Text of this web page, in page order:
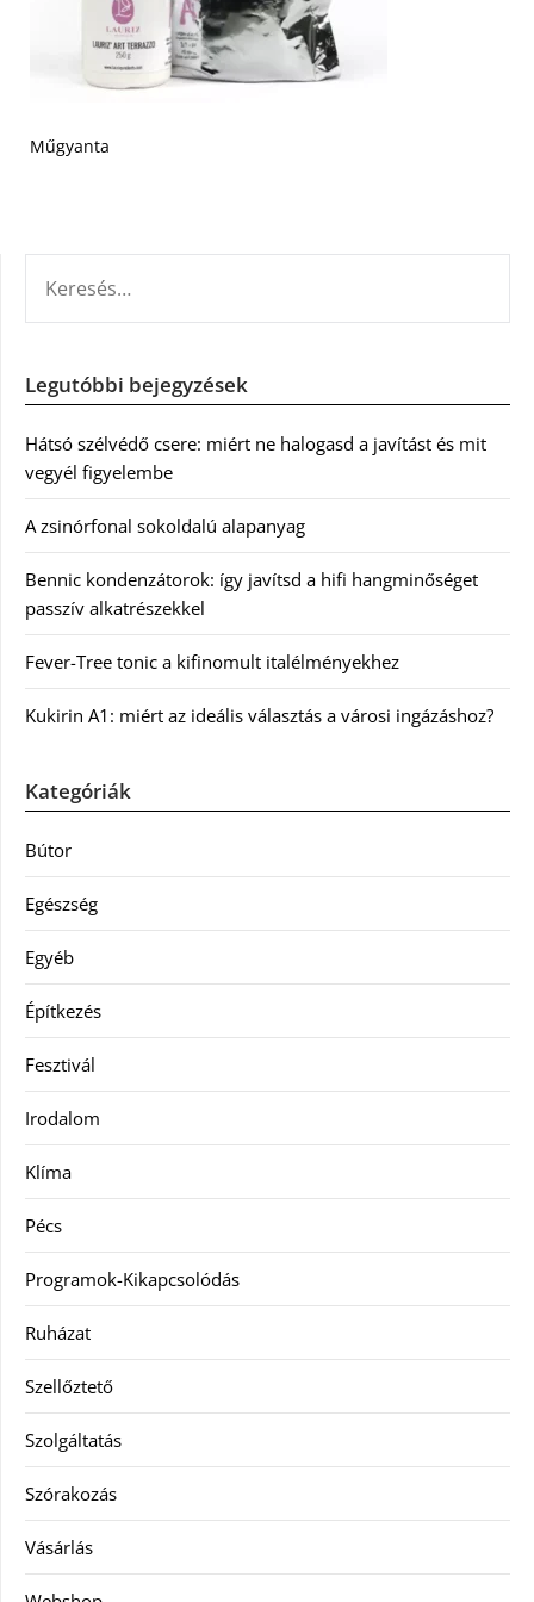
Műgyanta
Legutóbbi bejegyzések
Hátsó szélvédő csere: miért ne halogasd a javítást és mit
vegyél figyelembe
A zsinórfonal sokoldalú alapanyag
Bennic kondenzátorok: így javítsd a hifi hangminőséget
passzív alkatrészekkel
Fever-Tree tonic a kifinomult italélményekhez
Kukirin A1: miért az ideális választás a városi ingázáshoz?
Kategóriák
Bútor
Egészség
Egyéb
Építkezés
Fesztivál
Irodalom
Klíma
Pécs
Programok-Kikapcsolódás
Ruházat
Szellőztető
Szolgáltatás
Szórakozás
Vásárlás